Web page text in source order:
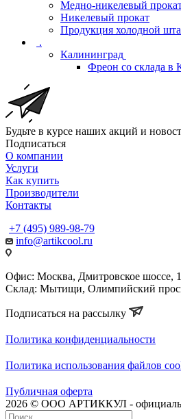
Медно-никелевый
Никелевый прокат
Продукция холодной
.
Калининград
Фреон со склада в
Будьте в курсе наших акций и
Подписаться
О компании
Услуги
Как купить
Производители
Контакты
+7 (495) 989-98-79
info@artikcool.ru
Офис: Москва, Дмитровское шоссе,
Склад: Мытищи, Олимпийский
Подписаться на рассылку
Политика конфиденциальности
Политика использования файлов
Публичная оферта
2026 © ООО АРТИККУЛ -